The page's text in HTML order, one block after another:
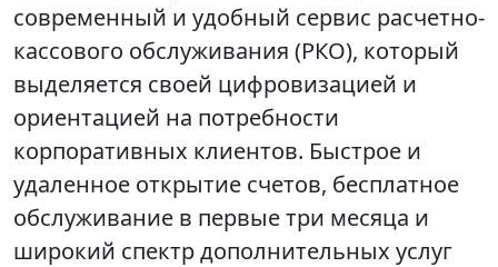
современный и удобный сервис расчетно-
кассового обслуживания (РКО), который
выделяется своей цифровизацией и
ориентацией на потребности
корпоративных клиентов. Быстрое и
удаленное открытие счетов, бесплатное
обслуживание в первые три месяца и
широкий спектр дополнительных услуг